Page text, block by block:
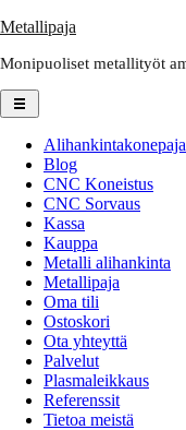
Skip
content
Metallipaja
Monipuoliset metallityöt
Alihankintakonepaja
Blog
CNC Koneistus
CNC Sorvaus
Kassa
Kauppa
Metalli alihankinta
Metallipaja
Oma tili
Ostoskori
Ota yhteyttä
Palvelut
Plasmaleikkaus
Referenssit
Tietoa meistä